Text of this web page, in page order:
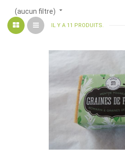
(aucun filtre) 
IL Y A 11 PRODUITS.